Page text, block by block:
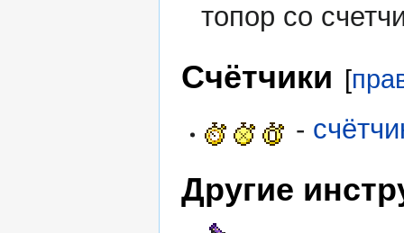
топор со
Счётчики [
-
Другие